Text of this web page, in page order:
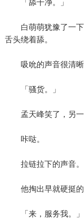
「舔干净。」
白萌萌犹豫了一下
舌头绕着舔。
吸吮的声音很清晰
「骚货。」
孟天峰笑了，另一
咔哒。
拉链拉下的声音。
他掏出早就硬挺的
「来，服务我。」